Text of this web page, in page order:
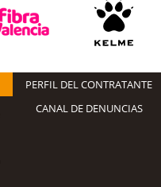
PERFIL DEL CONTRATANTE
CANAL DE DENUNCIAS